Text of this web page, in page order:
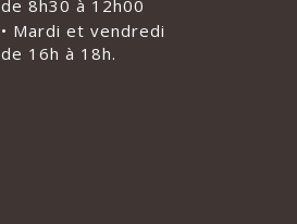
de 8h30 à 12h00
• Mardi et vendredi
de 16h à 18h.